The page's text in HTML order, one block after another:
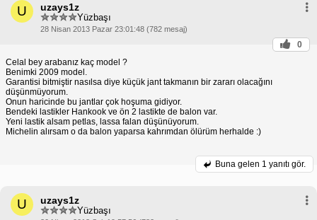
U uzays1z
Yüzbaşı
28 Nisan 2013 Pazar 23:01:48 (782 mesaj)
0
Celal bey arabanız kaç model ?
Benimki 2009 model.
Garantisi bitmiştir nasılsa diye küçük jant takmanın bir zararı olacağını
düşünmüyorum.
Onun haricinde bu jantlar çok hoşuma gidiyor.
Bendeki lastikler Hankook ve ön 2 lastikte de balon var.
Yeni lastik alsam petlas, lassa falan düşünüyorum.
Michelin alırsam o da balon yaparsa kahrımdan ölürüm herhalde :)
Buna gelen 1 yanıtı gör.
U uzays1z
Yüzbaşı